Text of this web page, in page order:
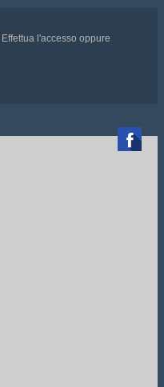
Effettua l'accesso oppure
